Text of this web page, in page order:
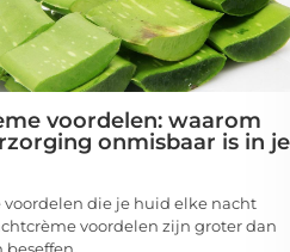
voordelen: waarom
onmisbaar is in je
die je huid elke nacht
voordelen zijn groter dan